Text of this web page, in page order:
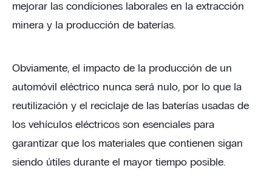
mejorar las condiciones laborales en la extracción
minera y la producción de baterías.
Obviamente, el impacto de la producción de un
automóvil eléctrico nunca será nulo, por lo que la
reutilización y el reciclaje de las baterías usadas de
los vehículos eléctricos son esenciales para
garantizar que los materiales que contienen sigan
siendo útiles durante el mayor tiempo posible.